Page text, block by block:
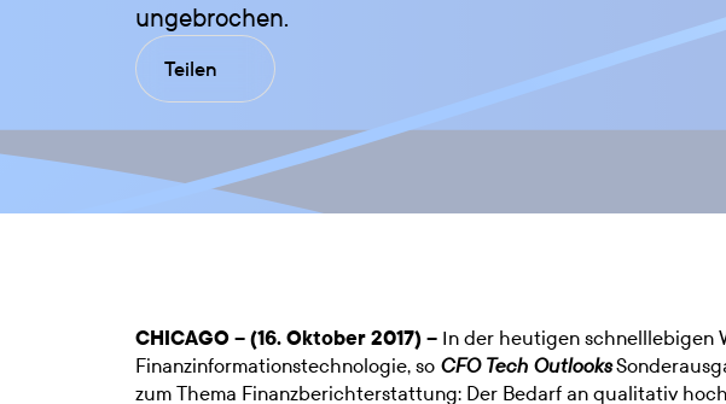
ungebrochen.
Teilen
CHICAGO – (16. Oktober 2017) – In der heutigen schnelllebigen
Finanzinformationstechnologie, so CFO Tech Outlooks
zum Thema Finanzberichterstattung: Der Bedarf an qualitativ